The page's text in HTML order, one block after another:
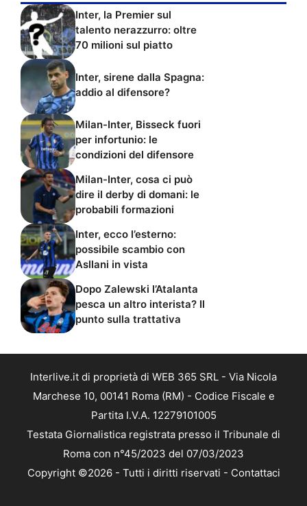
Inter, la Premier sul
talento nerazzurro: oltre
70 milioni sul piatto
Inter, sirene dalla Spagna:
addio al difensore?
Milan-Inter, Bisseck fuori
per infortunio: le
condizioni del difensore
Milan-Inter, cosa ci può
dire il derby di domani: le
probabili formazioni
Inter, ecco l’esterno:
possibile scambio con
Asllani in vista
Dopo Zalewski l’Atalanta
pesca un altro interista? Il
punto sulla trattativa
Interlive.it di proprietà di WEB 365 SRL - Via Nicola
Marchese 10, 00141 Roma (RM) - Codice Fiscale e
Partita I.V.A. 12279101005
Testata Giornalistica registrata presso il Tribunale di
Roma con n°45/2023 del 07/03/2023
Copyright ©2026 - Tutti i diritti riservati - Contattaci